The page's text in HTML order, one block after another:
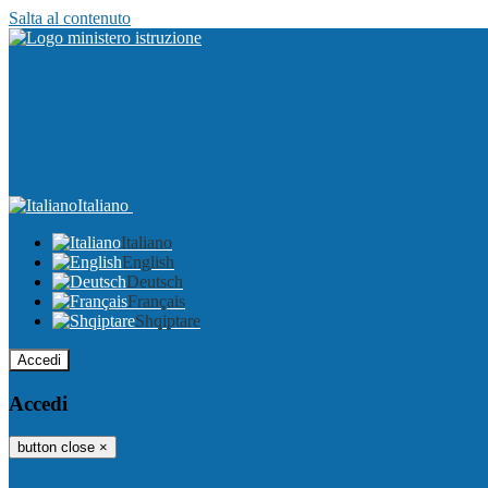
Salta al contenuto
Italiano
Italiano
English
Deutsch
Français
Shqiptare
Accedi
Accedi
button close ×